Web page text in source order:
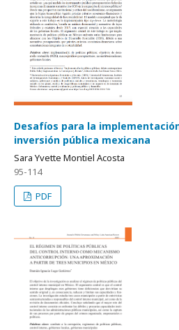
Desafíos para la
inversión pública mexicana
Sara Yvette Montiel Acosta
95-114
PDF